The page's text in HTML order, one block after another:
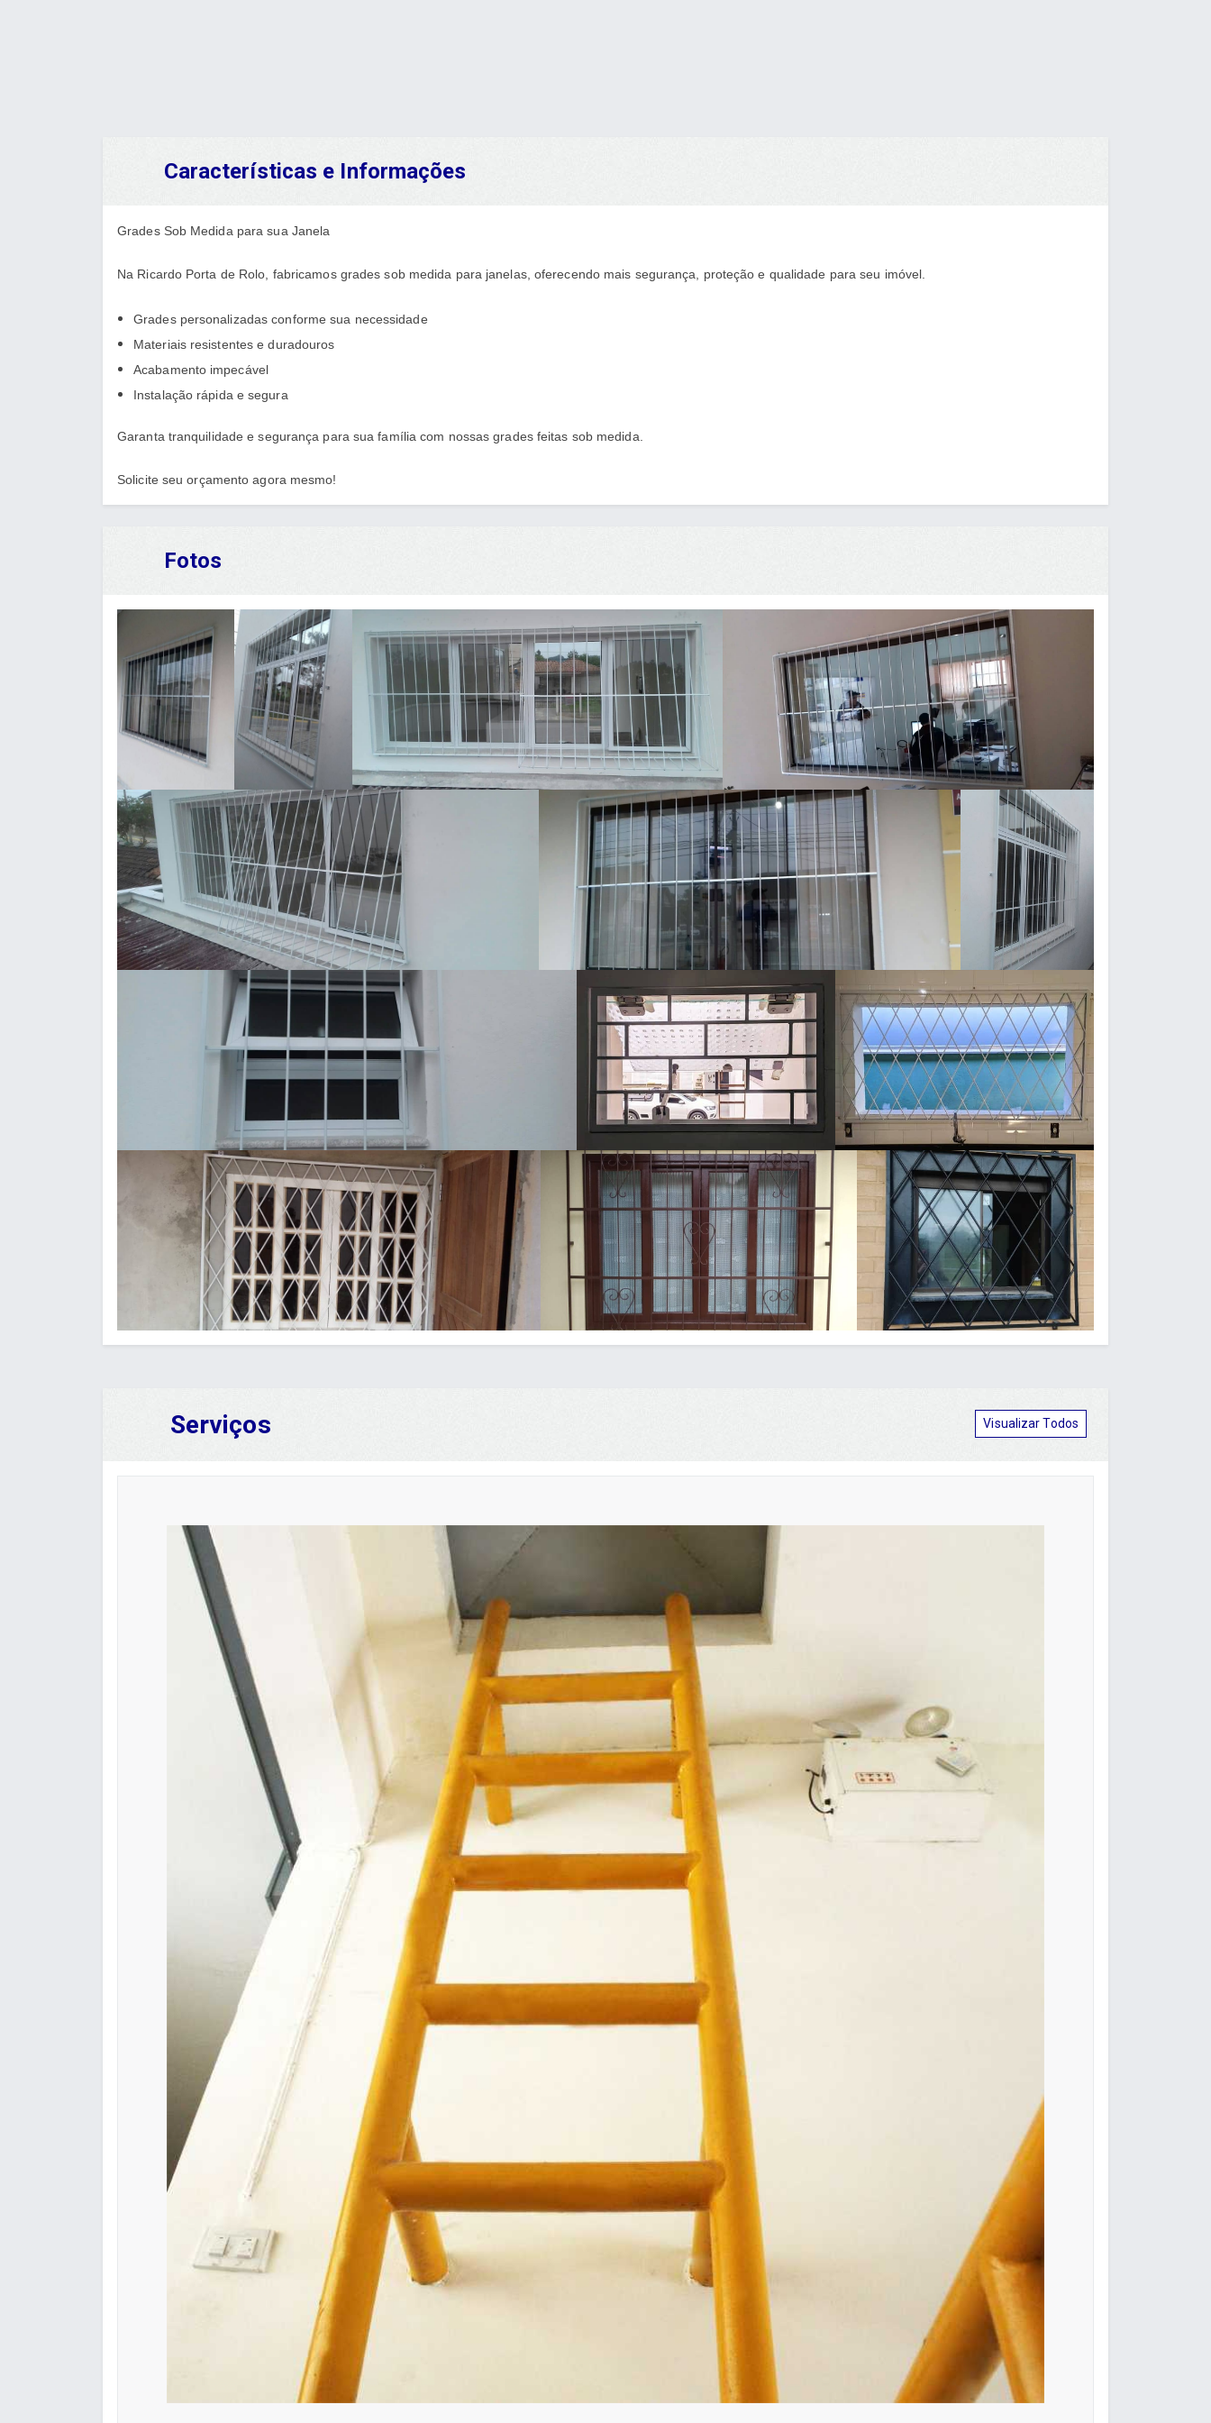
Características e Informações
Grades Sob Medida para sua Janela
Na Ricardo Porta de Rolo, fabricamos grades sob medida para janelas, oferecendo mais segurança, proteção e qualidade para seu imóvel.
Grades personalizadas conforme sua necessidade
Materiais resistentes e duradouros
Acabamento impecável
Instalação rápida e segura
Garanta tranquilidade e segurança para sua família com nossas grades feitas sob medida.
Solicite seu orçamento agora mesmo!
Fotos
Serviços Visualizar Todos